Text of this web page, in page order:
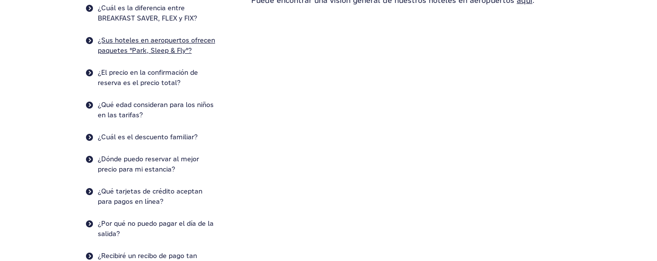
¿Cuál es la diferencia entre
BREAKFAST SAVER, FLEX y FIX?
¿Sus hoteles en aeropuertos ofrecen
paquetes "Park, Sleep & Fly"?
¿El precio en la confirmación de
reserva es el precio total?
¿Qué edad consideran para los niños
en las tarifas?
¿Cuál es el descuento familiar?
¿Dónde puedo reservar al mejor
precio para mi estancia?
¿Qué tarjetas de crédito aceptan
para pagos en línea?
¿Por qué no puedo pagar el día de la
salida?
¿Recibiré un recibo de pago tan